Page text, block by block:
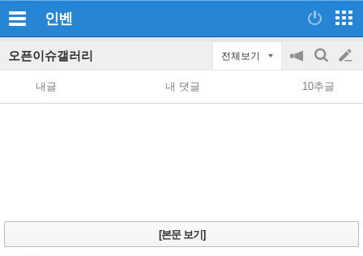
인벤
오픈이슈갤러리 전체보기
공
지
on/off
검
색
글
쓰
내글 내 댓글 10추글
[본문 보기]